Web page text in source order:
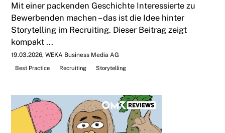
Mit einer packenden Geschichte Interessierte zu
Bewerbenden machen – das ist die Idee hinter
Storytelling im Recruiting. Dieser Beitrag zeigt
kompakt ...
19.03.2026 WEKA Business Media AG
Best Practice
Recruiting Storytelling